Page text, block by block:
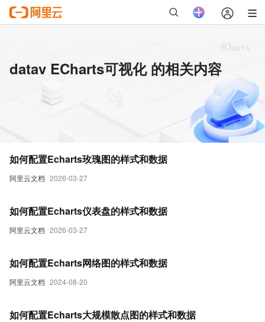
datav ECharts可视化 的相关内容
阿里云文档 2026-03-27
如何配置Echarts玫瑰图的样式和数据
阿里云文档 2026-03-27
如何配置Echarts仪表盘的样式和数据
阿里云文档 2024-08-20
如何配置Echarts网络图的样式和数据
如何配置Echarts大规模散点图的样式和数据